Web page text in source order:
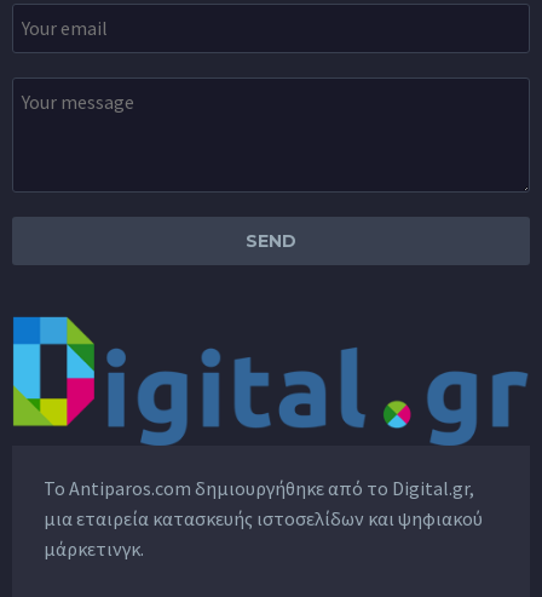
Το Antiparos.com δημιουργήθηκε από το Digital.gr,
μια εταιρεία κατασκευής ιστοσελίδων και ψηφιακού
μάρκετινγκ.